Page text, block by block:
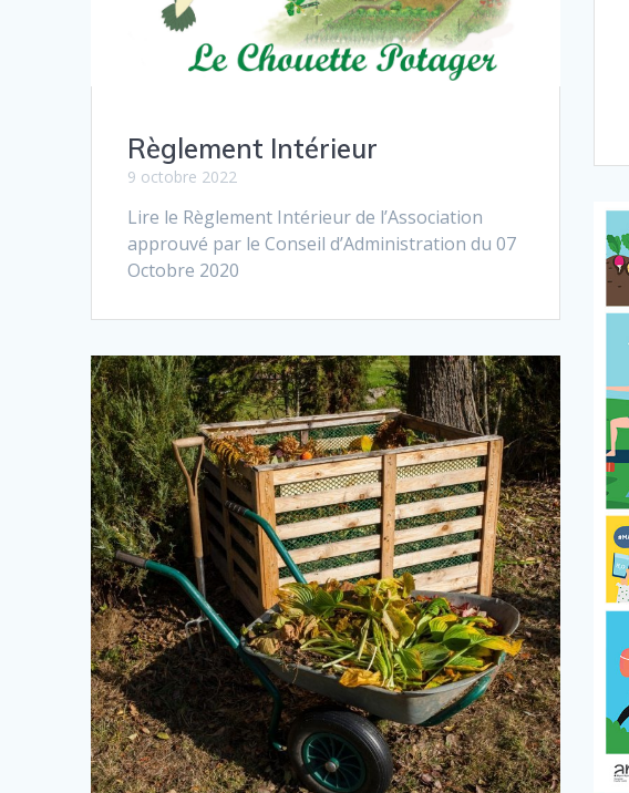
Règlement Intérieur
9 octobre 2022
Lire le Règlement Intérieur de l’Association
approu­vé par le Conseil d’Administration du 07
Octobre 2020